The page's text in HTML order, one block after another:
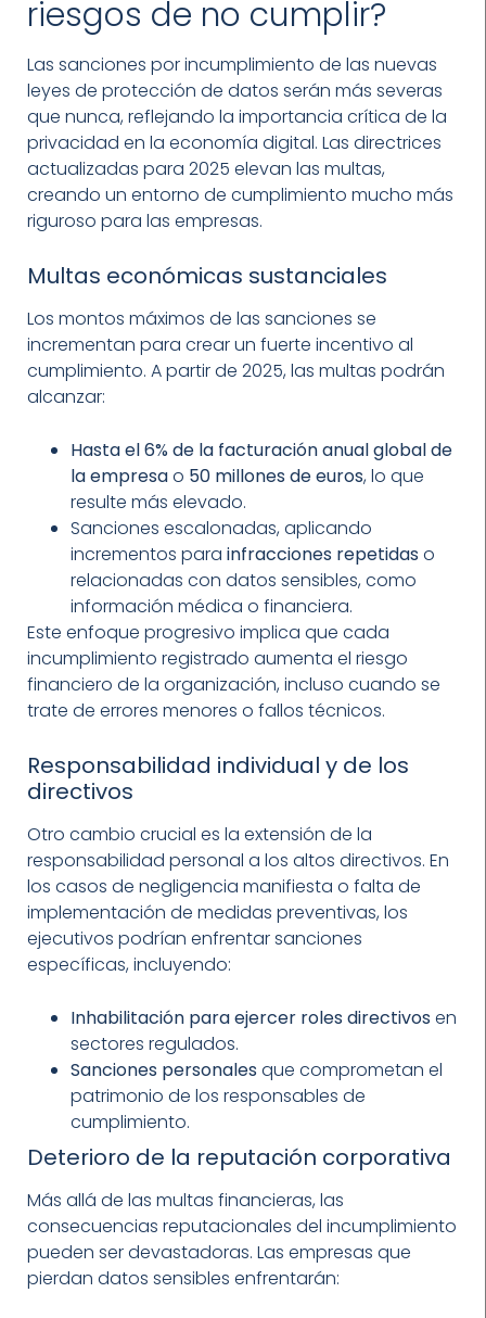
riesgos de no cumplir?
Las sanciones por incumplimiento de las nuevas
leyes de protección de datos serán más severas
que nunca, reflejando la importancia crítica de la
privacidad en la economía digital. Las directrices
actualizadas para 2025 elevan las multas,
creando un entorno de cumplimiento mucho más
riguroso para las empresas.
Multas económicas sustanciales
Los montos máximos de las sanciones se
incrementan para crear un fuerte incentivo al
cumplimiento. A partir de 2025, las multas podrán
alcanzar:
Hasta el 6% de la facturación anual global de
la empresao 50 millones de euros, lo que
resulte más elevado.
Sanciones escalonadas, aplicando
incrementos para infracciones repetidaso
relacionadas con datos sensibles, como
información médica o financiera.
Este enfoque progresivo implica que cada
incumplimiento registrado aumenta el riesgo
financiero de la organización, incluso cuando se
trate de errores menores o fallos técnicos.
Responsabilidad individual y de los
directivos
Otro cambio crucial es la extensión de la
responsabilidad personal a los altos directivos. En
los casos de negligencia manifiesta o falta de
implementación de medidas preventivas, los
ejecutivos podrían enfrentar sanciones
específicas, incluyendo:
Inhabilitación para ejercer roles directivosen
sectores regulados.
Sanciones personalesque comprometan el
patrimonio de los responsables de
cumplimiento.
Deterioro de la reputación corporativa
Más allá de las multas financieras, las
consecuencias reputacionales del incumplimiento
pueden ser devastadoras. Las empresas que
pierdan datos sensibles enfrentarán: